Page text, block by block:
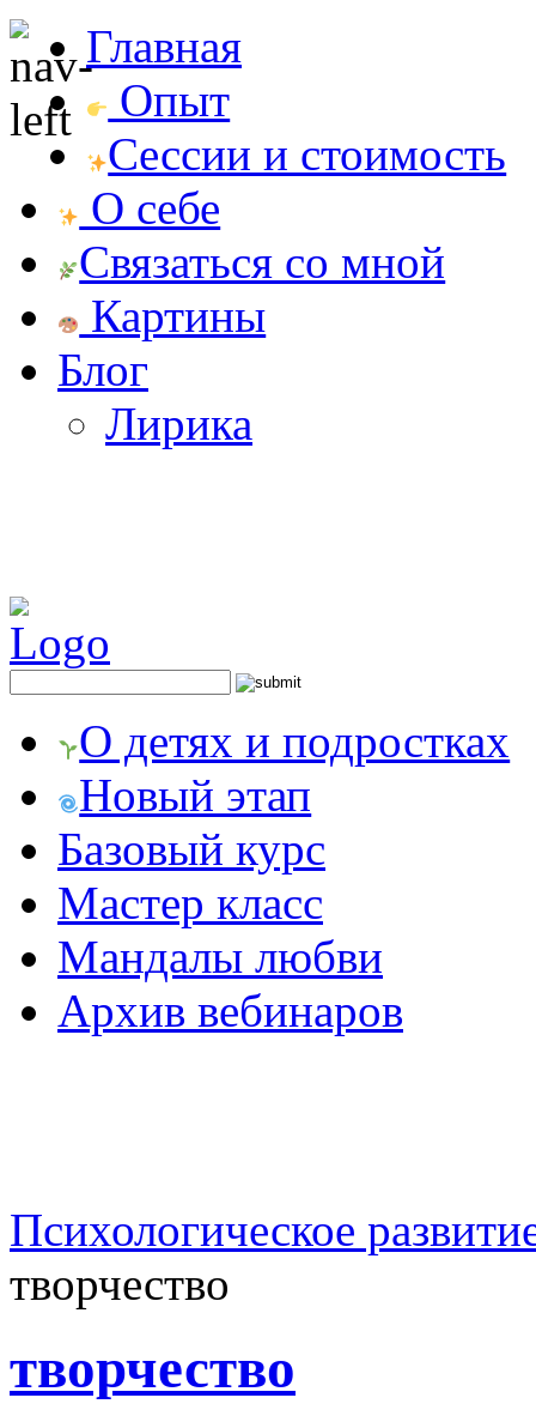
Главная
Опыт
Сессии и стоимость
О себе
Связаться со мной
Картины
Блог
Лирика
О детях и подростках
Новый этап
Базовый курс
Мастер класс
Мандалы любви
Архив вебинаров
Психологическое
творчество
творчество